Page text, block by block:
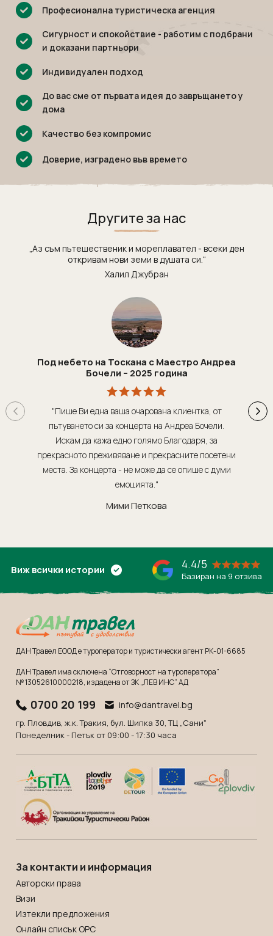
Екскурзии в Естония
Екскурзии в Непал
Екскурзии в Полша
Екскурзии в Сърбия
Екскурзии в Тунис
Екскурзии в Нидерландия
Екскурзии в Чехия
Екскурзии в Португалия
Екскурзии в Северна Македония
Екскурзии в Словения
Екскурзии във Франция
Екскурзии в Хърватия
Екскурзии България
Екскурзии във Финландия
Екскурзии в Шотландия
Екскурзии в Русия
Екскурзии в Исландия
Екскурзии в Азербайджан
Екскурзии в Казакстан
Екскурзии в Норвегия
Екскурзии в Канада
Екскурзии в САЩ
Индонезия
Иран
Камбоджа
Катар
Китай
Колумбия
Куба
Лаос
Мароко
Парагвай
Руанда
Саудитска Арабия
Танзания
Уганда
Уругвай
Шри Ланка
Южна Африка
Южна Корея
Япония
Професионална туристическа агенция
Сигурност и спокойствие - работим с подбрани
и доказани партньори
Индивидуален подход
До вас сме от първата идея до завръщането у
дома
Качество без компромис
Доверие, изградено във времето
Другите за нас
„Аз съм пътешественик и мореплавател - всеки ден
откривам нови земи в душата си.“
Халил Джубран
Под небето на Тоскана с Маестро Андреа
Бочели – 2025 година
"Пише Ви една ваша очарована клиентка, от
пътуването си за концерта на Андреа Бочели.
Искам да кажа едно голямо Благодаря, за
прекрасното преживяване и прекрасните посетени
места. За концерта - не може да се опише с думи
емоцията."
Мими Петкова
Виж всички истории 4.4/5
Базиран на 9 отзива
ДАН Травел ЕООД е туроператор и туристически агент РК-01-6685
ДАН Травел има сключена “Отговорност на туроператора”
№ 13052610000218, издадена от ЗК „ЛЕВ ИНС” АД
0700 20 199 info@dantravel.bg
гр. Пловдив, ж.к. Тракия, бул. Шипка 30, ТЦ „Сани"
Понеделник - Петък от 09:00 - 17:30 часа
За контакти и информация
Авторски права
Визи
Изтекли предложения
Онлайн списък OРС